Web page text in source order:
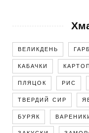
ВЕЛИКДЕНЬ
КАБАЧКИ
ПЛЯЦОК РИС
ТВЕРДИЙ СИР
БУРЯК